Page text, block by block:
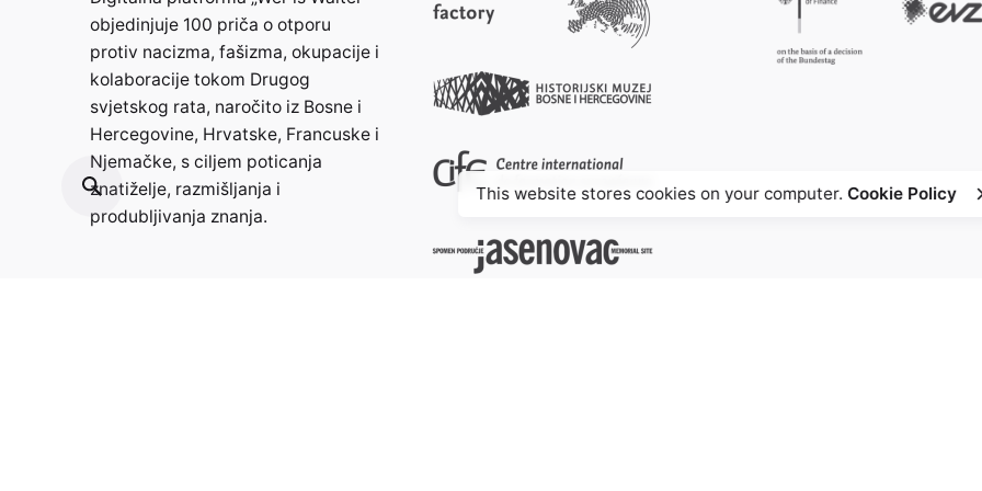
objedinjuje 100 priča o otporu
protiv nacizma, fašizma, okupacije i
kolaboracije tokom Drugog
svjetskog rata, naročito iz Bosne i
Hercegovine, Hrvatske, Francuske i
Njemačke, s ciljem poticanja
znatiželje, razmišljanja i
produbljivanja znanja.
This website stores cookies on your computer.Cookie Policy